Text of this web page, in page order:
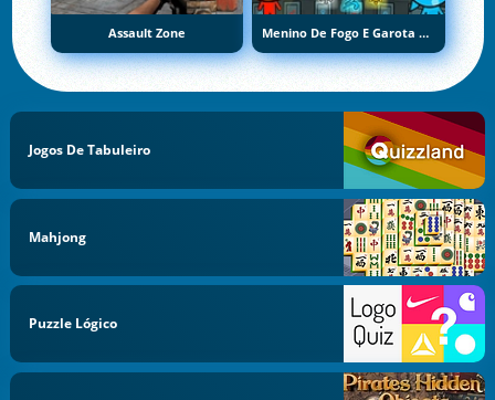
Assault Zone Menino De Fogo E Garota De Água 5: Elementos
Jogos De Tabuleiro
Mahjong
Puzzle Lógico